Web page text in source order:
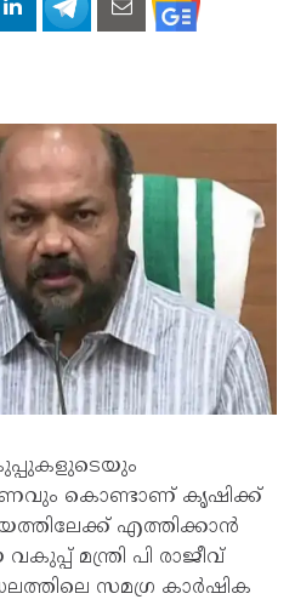
കൊണ്ടാണ് കൃഷിക്ക്
എത്തിക്കാൻ
മന്ത്രി പി രാജീവ്
സമഗ്ര കാർഷിക